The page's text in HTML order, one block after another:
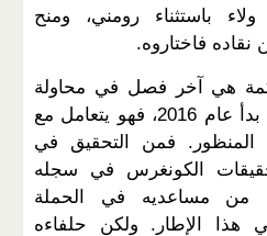
باستثناء رومني، ومنح
نقاده فاختاروه.
هي آخر فصل في محاولة
حرمانه من انتصاره الذي بدأ عام 2016، فهو يتعامل مع
المنظور. فمن التحقيق في
الكونغرس في سجله
من مساعديه في الحملة
هذا الإطار. ولكن حلفاءه